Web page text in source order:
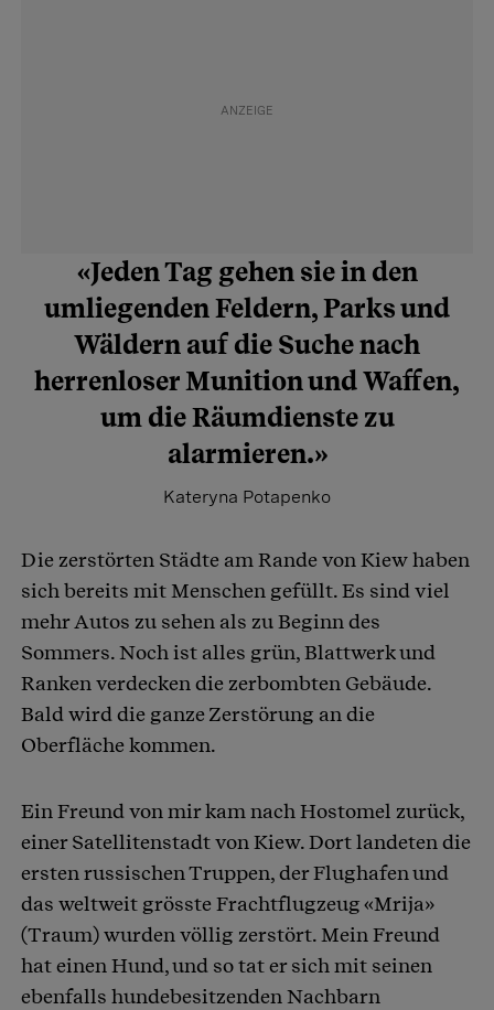
«Jeden Tag gehen sie in den
umliegenden Feldern, Parks und
Wäldern auf die Suche nach
herrenloser Munition und ­Waffen,
um die Räumdienste zu
alarmieren.»
Kateryna Potapenko
Die zerstörten Städte am Rande von Kiew haben
sich bereits mit Menschen gefüllt. Es sind viel
mehr Autos zu sehen als zu Beginn des
Sommers. Noch ist alles grün, Blattwerk und
Ranken verdecken die zerbombten Gebäude.
Bald wird die ganze Zerstörung an die
Oberfläche kommen.
Ein Freund von mir kam nach Hostomel zurück,
einer Satellitenstadt von Kiew. Dort landeten die
ersten russischen Truppen, der Flughafen und
das weltweit grösste Frachtflugzeug «Mrija»
(Traum) wurden völlig zerstört. Mein Freund
hat einen Hund, und so tat er sich mit seinen
ebenfalls hundebesitzenden Nachbarn